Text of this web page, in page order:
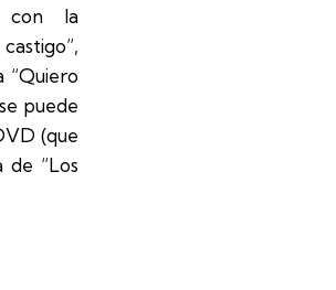
con la
“Quiero
puede
(que
“Los